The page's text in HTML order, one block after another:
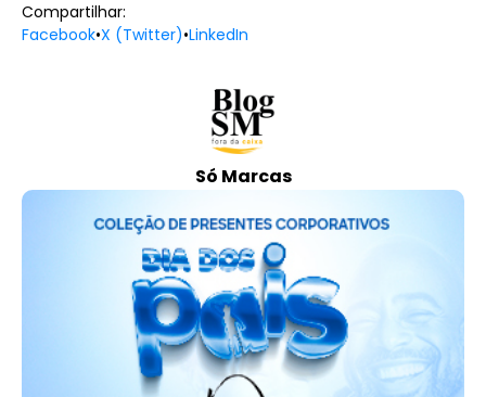
Só Marcas
Compartilhar:
Facebook•X (Twitter)•LinkedIn